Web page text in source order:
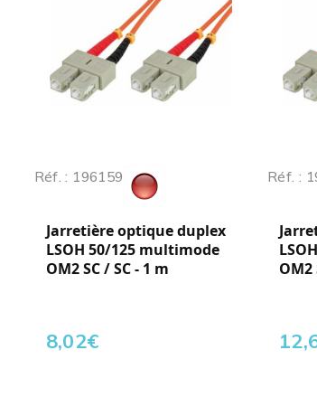
Réf. : 196159
Jarretière optique duplex
LSOH 50/125 multimode
OM2 SC / SC - 1 m
8,02€
Réf. :
OM2